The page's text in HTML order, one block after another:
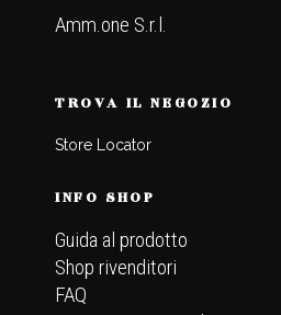
Amm.one S.r.l.
TROVA IL NEGOZIO
Store Locator
INFO SHOP
Guida al prodotto
Shop rivenditori
FAQ